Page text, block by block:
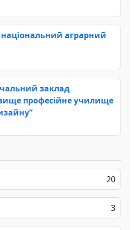
аграрний
заклад
вище професійне училище
20
3